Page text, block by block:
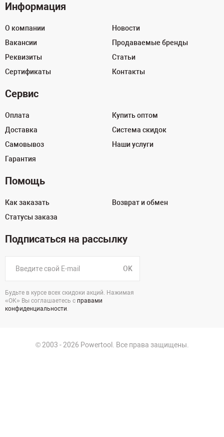
Информация
О компании
Вакансии
Реквизиты
Сертификаты
Новости
Продаваемые бренды
Статьи
Контакты
Сервис
Оплата
Доставка
Самовывоз
Гарантия
Купить оптом
Система скидок
Наши услуги
Помощь
Как заказать
Статусы заказа
Возврат и обмен
Подписаться на рассылку
OK
Будьте в курсе всех скидоки акций. Нажимая
«ОК» Вы соглашаетесь с правами
конфиденциальности.
© 2003 - 2026 Powertool. Все права защищены.